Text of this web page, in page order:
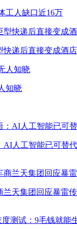
工人缺口近16万
快递后直接变成酒店
知晓
AI人工智能已可替代
兰天集团回应暴雷